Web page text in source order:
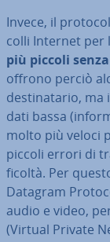
Invece, il
col­li Internet per
più piccoli
offrono perciò
de­sti­na­ta­rio, ma
dati bassa
molto più veloci
piccoli errori di
fi­col­tà. Per
Datagram
audio e video,
(Virtual Private